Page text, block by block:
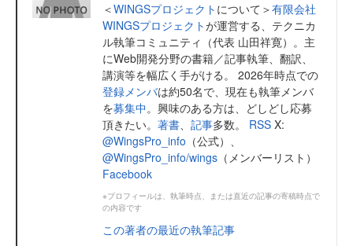
＜WINGSプロジェクト について＞有限会社
WINGSプロジェクトが運営する、テクニカ
ル執筆コミュニティ（代表 山田祥寛）。主
にWeb開発分野の書籍／記事執筆、翻訳、
講演等を幅広く手がける。 2026年時点での
登録メンバは約50名で、現在も執筆メンバ
を募集中。興味のある方は、どしどし応募
頂きたい。 著書、 記事多数。 RSS X:
@WingsPro_info （公式）、
@WingsPro_info/wings （メンバーリスト）
Facebook
※プロフィールは、執筆時点、または直近の記事の寄稿時点で
の内容です
この著者の最近の執筆記事